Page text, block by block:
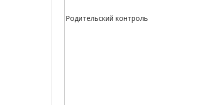
Родительский контроль